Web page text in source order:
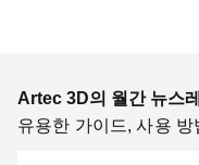
Artec 3D의 월간 뉴스
유용한 가이드, 사용 방